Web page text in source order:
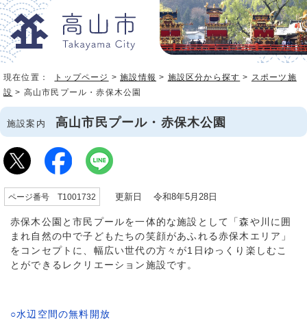
現在位置： トップページ >施設情報 > 施設区分から探す > スポーツ施
設 > 高山市民プール・赤保木公園
施設案内 高山市民プール・赤保木公園
ページ番号 T1001732 更新日 令和8年5月28日
赤保木公園と市民プールを一体的な施設として「森や川に囲
まれ自然の中で子どもたちの笑顔があふれる赤保木エリア」
をコンセプトに、幅広い世代の方々が1日ゆっくり楽しむこ
とができるレクリエーション施設です。
○水辺空間の無料開放